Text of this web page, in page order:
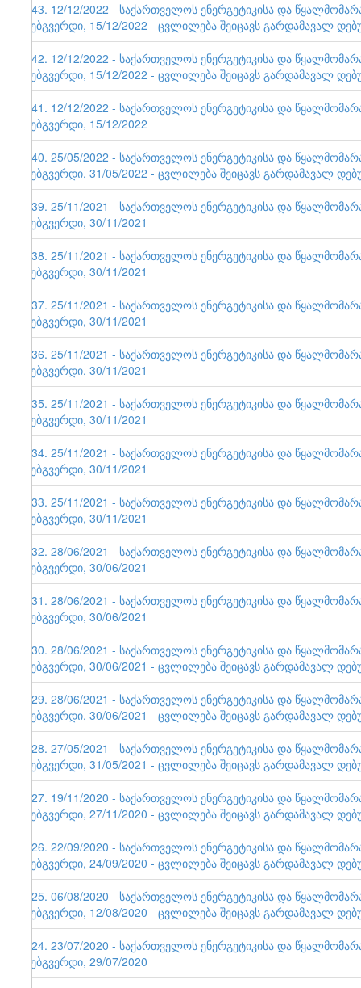
143. 12/12/2022 - საქართველოს ენერგეტიკისა და
ვებგვერდი, 15/12/2022 - ცვლილება შეიცავს გარდამავალ
142. 12/12/2022 - საქართველოს ენერგეტიკისა და
ვებგვერდი, 15/12/2022 - ცვლილება შეიცავს გარდამავალ
141. 12/12/2022 - საქართველოს ენერგეტიკისა და
ვებგვერდი, 15/12/2022
140. 25/05/2022 - საქართველოს ენერგეტიკისა და
ვებგვერდი, 31/05/2022 - ცვლილება შეიცავს გარდამავალ
139. 25/11/2021 - საქართველოს ენერგეტიკისა და
ვებგვერდი, 30/11/2021
138. 25/11/2021 - საქართველოს ენერგეტიკისა და
ვებგვერდი, 30/11/2021
137. 25/11/2021 - საქართველოს ენერგეტიკისა და
ვებგვერდი, 30/11/2021
136. 25/11/2021 - საქართველოს ენერგეტიკისა და
ვებგვერდი, 30/11/2021
135. 25/11/2021 - საქართველოს ენერგეტიკისა და
ვებგვერდი, 30/11/2021
134. 25/11/2021 - საქართველოს ენერგეტიკისა და
ვებგვერდი, 30/11/2021
133. 25/11/2021 - საქართველოს ენერგეტიკისა და
ვებგვერდი, 30/11/2021
132. 28/06/2021 - საქართველოს ენერგეტიკისა და
ვებგვერდი, 30/06/2021
131. 28/06/2021 - საქართველოს ენერგეტიკისა და
ვებგვერდი, 30/06/2021
130. 28/06/2021 - საქართველოს ენერგეტიკისა და
ვებგვერდი, 30/06/2021 - ცვლილება შეიცავს გარდამავალ
129. 28/06/2021 - საქართველოს ენერგეტიკისა და
ვებგვერდი, 30/06/2021 - ცვლილება შეიცავს გარდამავალ
128. 27/05/2021 - საქართველოს ენერგეტიკისა და
ვებგვერდი, 31/05/2021 - ცვლილება შეიცავს გარდამავალ
127. 19/11/2020 - საქართველოს ენერგეტიკისა და
ვებგვერდი, 27/11/2020 - ცვლილება შეიცავს გარდამავალ
126. 22/09/2020 - საქართველოს ენერგეტიკისა და
ვებგვერდი, 24/09/2020 - ცვლილება შეიცავს გარდამავალ
125. 06/08/2020 - საქართველოს ენერგეტიკისა და
ვებგვერდი, 12/08/2020 - ცვლილება შეიცავს გარდამავალ
124. 23/07/2020 - საქართველოს ენერგეტიკისა და
ვებგვერდი, 29/07/2020